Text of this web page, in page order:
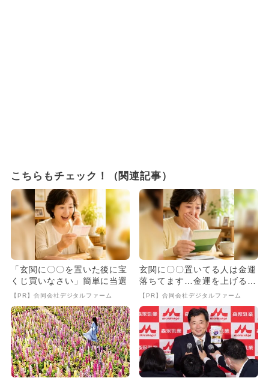
こちらもチェック！（関連記事）
「玄関に〇〇を置いた後に宝
くじ買いなさい」簡単に当選
【PR】合同会社デジタルファーム
玄関に〇〇置いてる人は金運
落ちてます…金運を上げる方
法とは
【PR】合同会社デジタルファーム